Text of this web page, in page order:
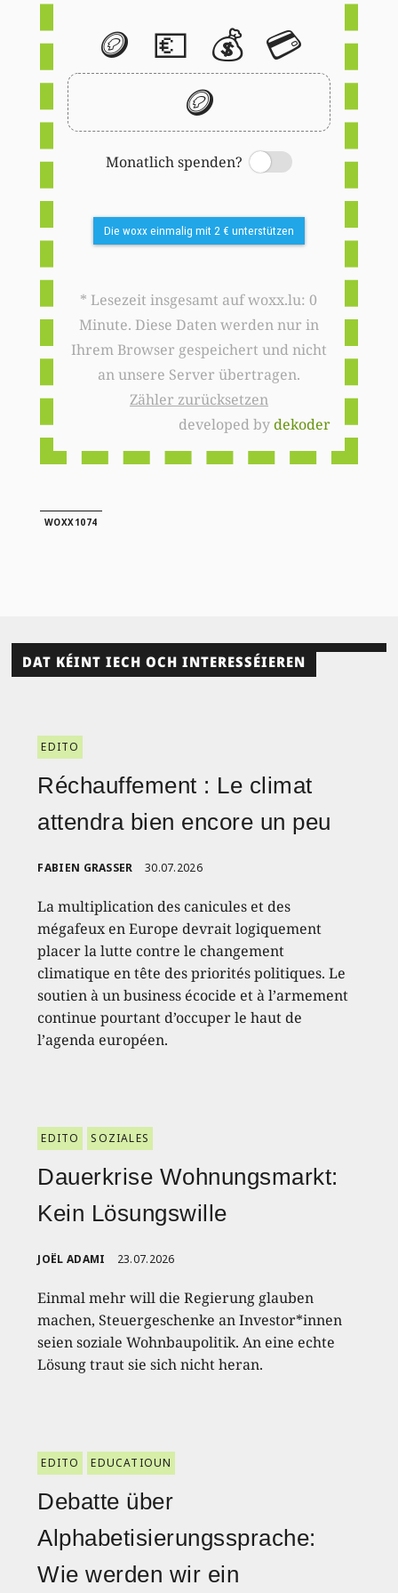
🪙 💶 💰 💳
🪙
Monatlich spenden?
Switch
Die woxx einmalig mit 2 € unterstützen
* Lesezeit insgesamt auf woxx.lu: 0
Minute. Diese Daten werden nur in
Ihrem Browser gespeichert und nicht
an unsere Server übertragen.
Zähler zurücksetzen
developed bydekoder
WOXX1074
DAT KÉINT IECH OCH INTERESSÉIEREN
EDITO
Réchauffement : Le climat
attendra bien encore un peu
FABIEN GRASSER 30.07.2026
La multiplication des canicules et des
mégafeux en Europe devrait logiquement
placer la lutte contre le changement
climatique en tête des priorités politiques. Le
soutien à un business écocide et à l’armement
continue pourtant d’occuper le haut de
l’agenda européen.
EDITO SOZIALES
Dauerkrise Wohnungsmarkt:
Kein Lösungswille
JOËL ADAMI 23.07.2026
Einmal mehr will die Regierung glauben
machen, Steuergeschenke an Investor*innen
seien soziale Wohnbaupolitik. An eine echte
Lösung traut sie sich nicht heran.
EDITO EDUCATIOUN
Debatte über
Alphabetisierungssprache:
Wie werden wir ein